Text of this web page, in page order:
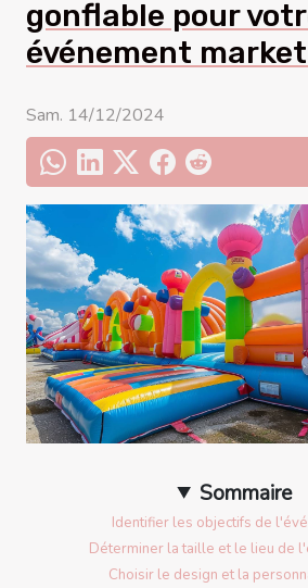
gonflable pour
événement
Sam. 14/12/2024
Sommaire
Identifier les objectifs de
Déterminer la taille et le lieu de
Choisir le design et la